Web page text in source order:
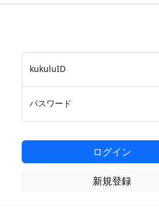
kukuluID
パスワード
ログイン
新規登録